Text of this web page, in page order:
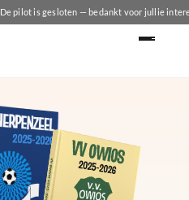
De pilot is gesloten — bedankt voor jullie